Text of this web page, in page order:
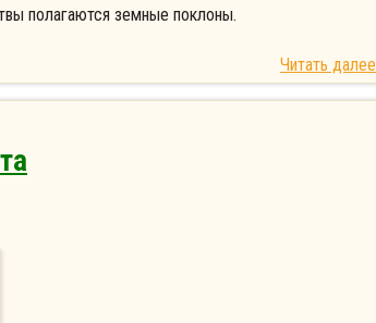
полагаются земные поклоны.
Читать далее